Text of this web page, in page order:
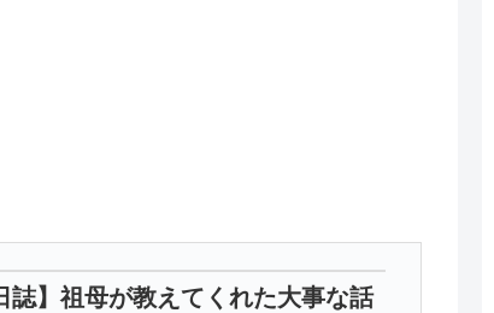
】祖母が教えてくれた大事な話